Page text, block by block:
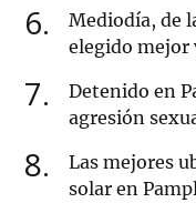
6
Mediodía, de
elegido mejor
7
Detenido en
agresión
8
Las mejores
solar en